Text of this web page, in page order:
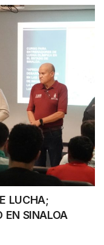
LUCHA;
EN SINALOA